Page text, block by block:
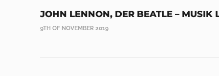
JOHN LENNON, DER BEATLE – MUSIK
9TH OF NOVEMBER 2019